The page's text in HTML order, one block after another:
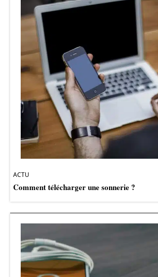
ACTU
Comment télécharger une sonnerie ?